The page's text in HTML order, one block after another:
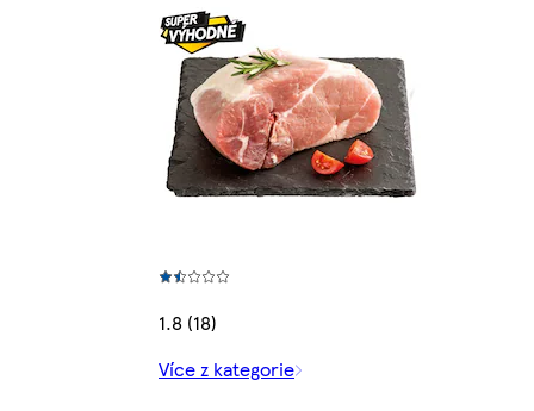
1.8 (18)
Více z kategorie